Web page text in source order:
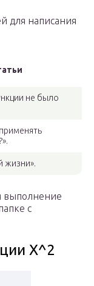
для написания
не было
жизни».
выполнение
с
X^2